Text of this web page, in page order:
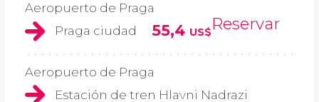
Aeropuerto de Praga
Praga ciudad
55,4 US$Reservar
Aeropuerto de Praga
Estación de tren Hlavni Nadrazi